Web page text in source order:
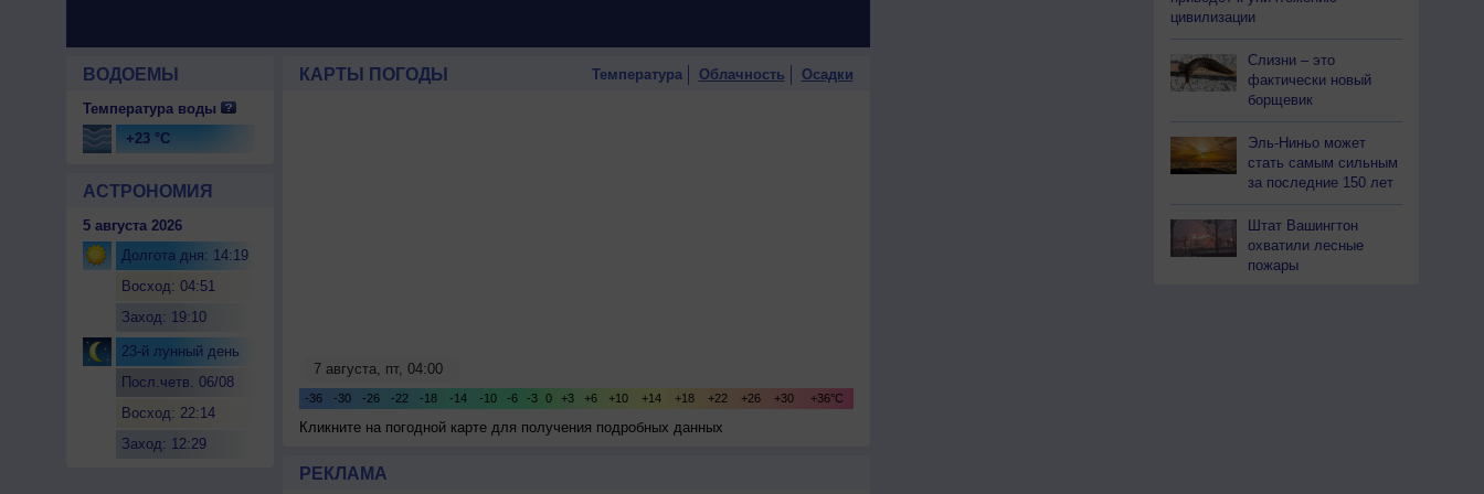
ВОДОЕМЫ
Температура воды
+23 °C
АСТРОНОМИЯ
5 августа 2026
Долгота дня: 14:19
Восход: 04:51
Заход: 19:10
23-й лунный день
Посл.четв. 06/08
Восход: 22:14
Заход: 12:29
КАРТЫ ПОГОДЫ Температура Облачность Осадки
Кликните на погодной карте для получения подробных данных
РЕКЛАМА
цивилизации
Слизни – это
фактически новый
борщевик
Эль-Ниньо может
стать самым сильным
за последние 150 лет
Штат Вашингтон
охватили лесные
пожары